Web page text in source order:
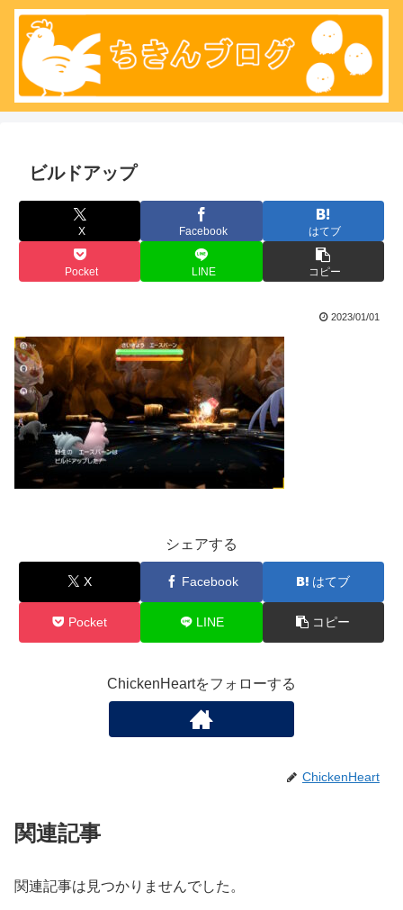
ビルドアップ
X Facebook はてブ
Pocket LINE コピー
2023/01/01
シェアする
X Facebook はてブ
Pocket LINE コピー
ChickenHeartをフォローする
ChickenHeart
関連記事
関連記事は見つかりませんでした。